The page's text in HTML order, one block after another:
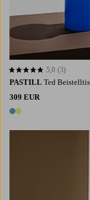
PASTILL Ted
309 EUR
2 Farben
5,0 basierend auf 3
5,0 (3)